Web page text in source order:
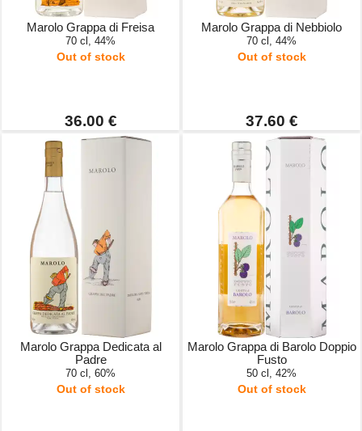
Marolo Grappa di Freisa
70 cl, 44%
Out of stock
36.00 €
Marolo Grappa di Nebbiolo
70 cl, 44%
Out of stock
37.60 €
Marolo Grappa Dedicata al
Padre
70 cl, 60%
Out of stock
Marolo Grappa di Barolo Doppio
Fusto
50 cl, 42%
Out of stock